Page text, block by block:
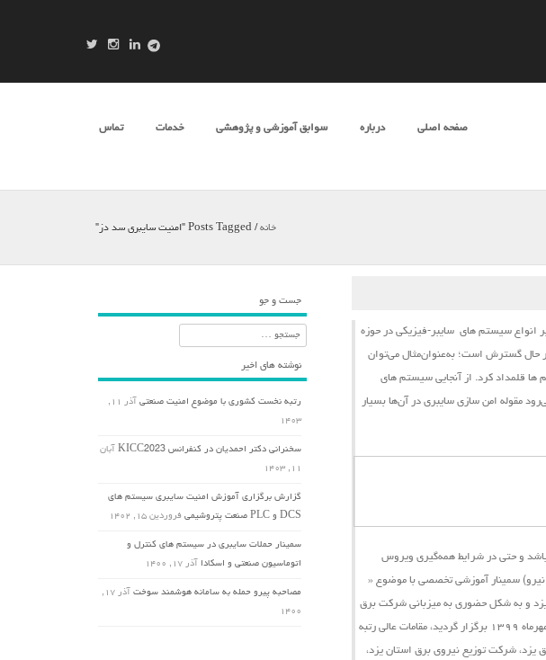
صفحه اصلی درباره سوابق آموزشی و پژوهشی خدمات تماس
خانه/ Posts Tagged "امنیت سایبری سد دز"
انواع سیستم ‌های سایبر-فیزیکی در حوزه
حال گسترش است؛ به‌عنوان‌مثال می‌توان
‌ها قلمداد کرد. از آنجایی سیستم ‌های
مقوله امن‌‌ سازی سایبری در آن‌ها بسیار
و حتی در شرایط همه‌گیری ویروس
سمینار آموزشی تخصصی با موضوع «
و به شکل حضوری به میزبانی شرکت برق
منطقه‌ای یزد در این استان برگزار نمود. در این نشست که در سالن اجلاس معاونت بهره‌برداری شرکت برق منطقه‌ای یزد در تاریخ دوم مهرماه ۱۳۹۹ برگزار گردید، مقامات عالی رتبه
شرکت توزیع نیروی برق استان یزد،
جست و جو
جستجو
نوشته های اخیر
رتبه نخست کشوری با موضوع امنیت صنعتی
آذر ۱۱,
۱۴۰۳
سخنرانی دکتر احمدیان در کنفرانس KICC2023
آبان
۱۱, ۱۴۰۳
گزارش برگزاری آموزش امنیت سایبری سیستم های
DCS و PLC صنعت پتروشیمی
فروردین ۱۵, ۱۴۰۲
سمینار حملات سایبری در سیستم های کنترل و
اتوماسیون صنعتی و اسکادا آذر ۱۷, ۱۴۰۰
مصاحبه پیرو حمله به سامانه هوشمند سوخت
آذر ۱۷,
۱۴۰۰